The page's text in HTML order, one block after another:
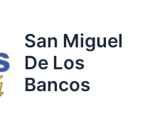
San Miguel
De Los
Bancos